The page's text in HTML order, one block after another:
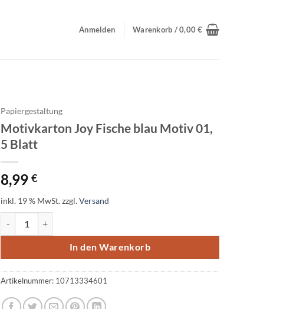
Anmelden Warenkorb /0,00€
Papiergestaltung
Motivkarton Joy Fische blau Motiv 01,
5 Blatt
8,99€
inkl. 19 % MwSt.zzgl.Versand
In den Warenkorb
Artikelnummer: 10713334601